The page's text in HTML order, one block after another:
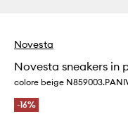
Novesta
Novesta sneakers in
colore beige
-16%